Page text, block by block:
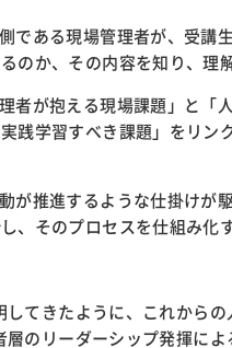
である現場管理者が、受講
のか、その内容を知り、理
者が抱える現場課題」と「
践学習すべき課題」をリン
が推進するような仕掛けが
、そのプロセスを仕組み化
てきたように、これからの
層のリーダーシップ発揮によ